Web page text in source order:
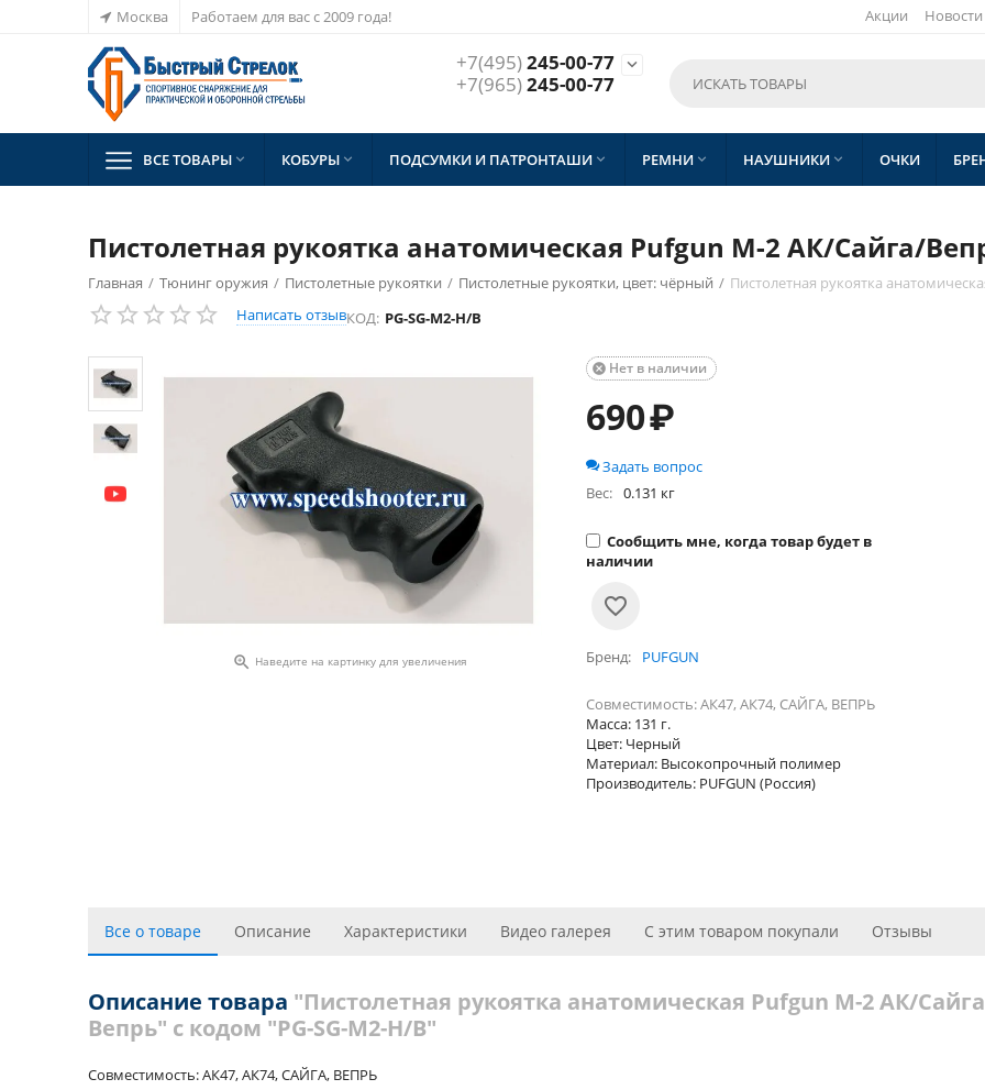
Москва Работаем для вас с 2009 года! Акции Новости
+7(495)245-00-77
+7(965)245-00-77

ВСЕ ТОВАРЫ  КОБУРЫ  ПОДСУМКИ И ПАТРОНТАШИ  РЕМНИ  НАУШНИКИ  ОЧКИ
Пистолетная рукоятка анатомическая Pufgun М-2 АК/Сайга/
Главная / Тюнинг оружия / Пистолетные рукоятки / Пистолетные рукоятки, цвет: чёрный / Пистолетная рукоятка
Написать отзывКОД: PG-SG-M2-H/B
 Наведите на картинку для увеличения
Нет в наличии

690₽
Задать вопрос
Вес: 0.131 кг
Сообщить мне, когда товар будет в
наличии
Бренд PUFGUN
Совместимость: АК47, АК74, САЙГА, ВЕПРЬ
Масса: 131 г.
Цвет: Черный
Материал: Высокопрочный полимер
Производитель: PUFGUN (Россия)
Все о товаре Описание Характеристики Видео галерея С этим товаром покупали Отзывы
Описание товара "Пистолетная рукоятка анатомическая Pufgun М-2 АК/
Вепрь" с кодом "PG-SG-M2-H/B"
Совместимость: АК47, АК74, САЙГА, ВЕПРЬ